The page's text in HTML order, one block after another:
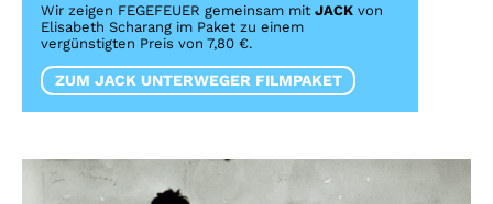
Wir zeigen FEGEFEUER gemeinsam mit JACK von
Elisabeth Scharang im Paket zu einem
vergünstigten Preis von 7,80 €.
ZUM JACK UNTERWEGER FILMPAKET